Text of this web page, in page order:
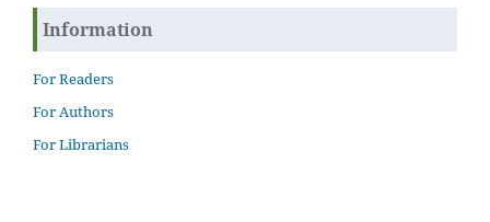
Information
For Readers
For Authors
For Librarians